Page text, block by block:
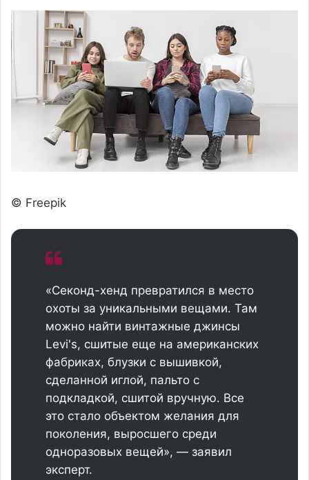
© Freepik
«Секонд-хенд превратился в место
охоты за уникальными вещами. Там
можно найти винтажные джинсы
Levi's, сшитые еще на американских
фабриках, блузки с вышивкой,
сделанной иглой, пальто с
подкладкой, сшитой вручную. Все
это стало объектом желания для
поколения, выросшего среди
одноразовых вещей», — заявил
эксперт.